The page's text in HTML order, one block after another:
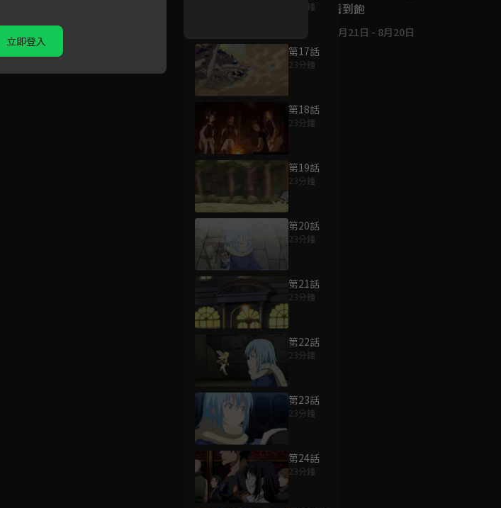
23分鐘
第17話
23分鐘
第18話
23分鐘
第19話
23分鐘
第20話
23分鐘
第21話
23分鐘
第22話
23分鐘
第23話
23分鐘
第24話
23分鐘
戲看到飽
7月21日 - 8月20日
立即登入